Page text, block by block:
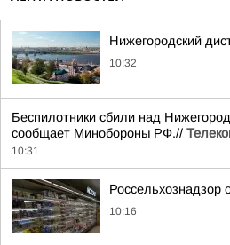
Нижегородский
10:32
Беспилотники сбили над
сообщает Минобороны РФ.//
10:31
Россельхознадзор
10:16